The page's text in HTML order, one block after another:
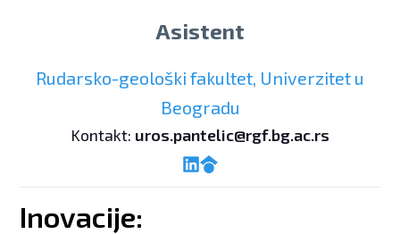
Asistent
Rudarsko-geološki fakultet, Univerzitet u
Beogradu
Kontakt: uros.pantelic@rgf.bg.ac.rs
Inovacije: